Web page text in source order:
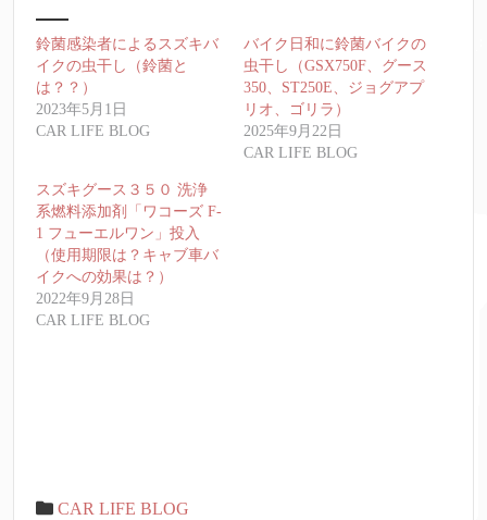
鈴菌感染者によるスズキバ
イクの虫干し（鈴菌と
は？？）
2023年5月1日
CAR LIFE BLOG
バイク日和に鈴菌バイクの
虫干し（GSX750F、グース
350、ST250E、ジョグアプ
リオ、ゴリラ）
2025年9月22日
CAR LIFE BLOG
スズキグース３５０ 洗浄
系燃料添加剤「ワコーズ F-
1 フューエルワン」投入
（使用期限は？キャブ車バ
イクへの効果は？）
2022年9月28日
CAR LIFE BLOG
CAR LIFE BLOG